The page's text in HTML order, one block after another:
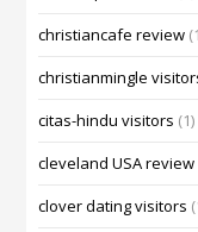
christiancafe review
christianmingle
citas-hindu visitors (1)
cleveland USA review
clover dating visitors